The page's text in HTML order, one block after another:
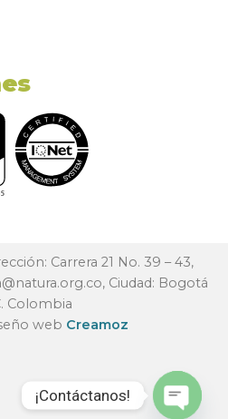
Carrera 21 No. 39 – 43,
, Ciudad: Bogotá
Colombia
web Creamoz
¡Contáctanos!